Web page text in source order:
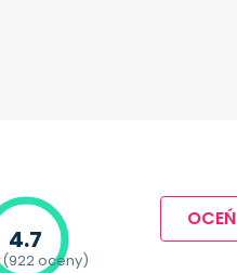
4.7
(922 oceny)
OCEŃ